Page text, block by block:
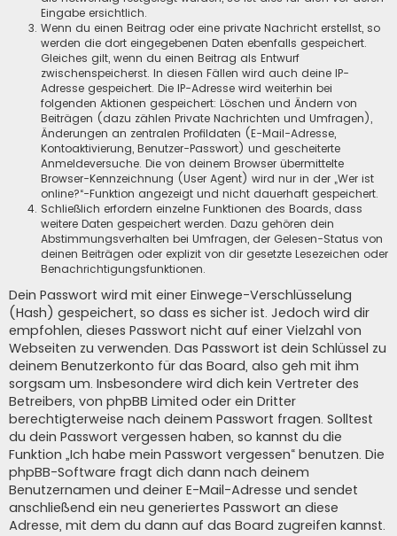
Eingabe ersichtlich.
Wenn du einen Beitrag oder eine private Nachricht erstellst, so
werden die dort eingegebenen Daten ebenfalls gespeichert.
Gleiches gilt, wenn du einen Beitrag als Entwurf
zwischenspeicherst. In diesen Fällen wird auch deine IP-
Adresse gespeichert. Die IP-Adresse wird weiterhin bei
folgenden Aktionen gespeichert: Löschen und Ändern von
Beiträgen (dazu zählen Private Nachrichten und Umfragen),
Änderungen an zentralen Profildaten (E-Mail-Adresse,
Kontoaktivierung, Benutzer-Passwort) und gescheiterte
Anmeldeversuche. Die von deinem Browser übermittelte
Browser-Kennzeichnung (User Agent) wird nur in der „Wer ist
online?“-Funktion angezeigt und nicht dauerhaft gespeichert.
Schließlich erfordern einzelne Funktionen des Boards, dass
weitere Daten gespeichert werden. Dazu gehören dein
Abstimmungsverhalten bei Umfragen, der Gelesen-Status von
deinen Beiträgen oder explizit von dir gesetzte Lesezeichen oder
Benachrichtigungsfunktionen.
Dein Passwort wird mit einer Einwege-Verschlüsselung
(Hash) gespeichert, so dass es sicher ist. Jedoch wird dir
empfohlen, dieses Passwort nicht auf einer Vielzahl von
Webseiten zu verwenden. Das Passwort ist dein Schlüssel zu
deinem Benutzerkonto für das Board, also geh mit ihm
sorgsam um. Insbesondere wird dich kein Vertreter des
Betreibers, von phpBB Limited oder ein Dritter
berechtigterweise nach deinem Passwort fragen. Solltest
du dein Passwort vergessen haben, so kannst du die
Funktion „Ich habe mein Passwort vergessen“ benutzen. Die
phpBB-Software fragt dich dann nach deinem
Benutzernamen und deiner E-Mail-Adresse und sendet
anschließend ein neu generiertes Passwort an diese
Adresse, mit dem du dann auf das Board zugreifen kannst.